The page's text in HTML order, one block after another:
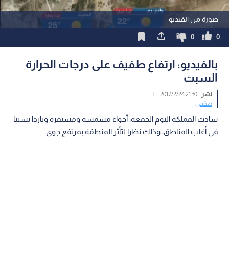
صورة من الفيديو
0
0
بالفيديو: ارتفاع طفيف على درجات الحرارة
السبت
نشر :21:30 2017/2/24
|
طقس
سادت المملكة اليوم الجمعة، أجواء مشمسة ومستقرة وباردا نسبيا
في أغلب المناطق، وذلك نظرا لتأثر المنطقة بمرتفع جوي.